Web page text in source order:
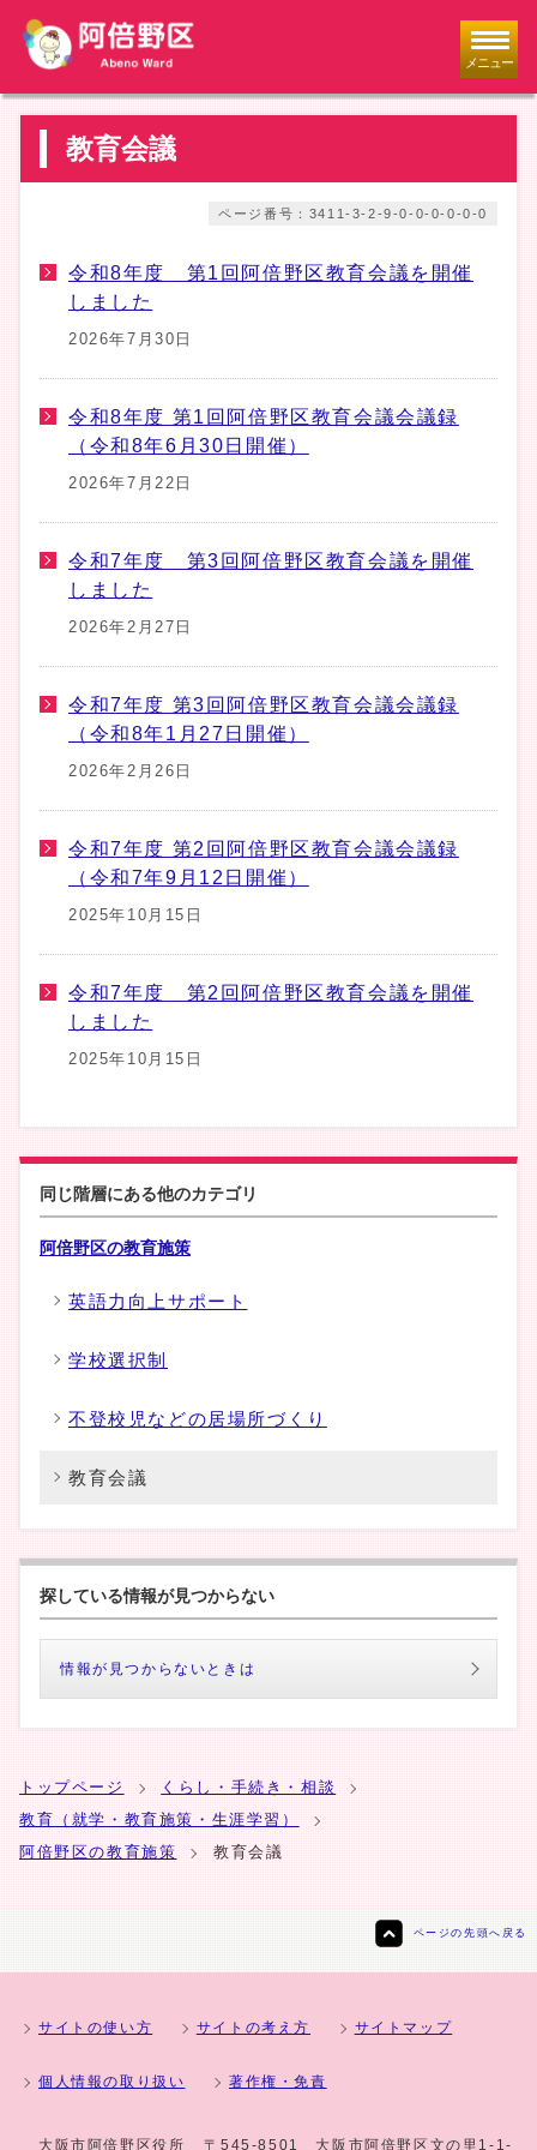
メニュー
教育会議
ページ番号：3411-3-2-9-0-0-0-0-0-0
令和8年度 第1回阿倍野区教育会議を開催
しました
2026年7月30日
令和8年度 第1回阿倍野区教育会議会議録
（令和8年6月30日開催）
2026年7月22日
令和7年度 第3回阿倍野区教育会議を開催
しました
2026年2月27日
令和7年度 第3回阿倍野区教育会議会議録
（令和8年1月27日開催）
2026年2月26日
令和7年度 第2回阿倍野区教育会議会議録
（令和7年9月12日開催）
2025年10月15日
令和7年度 第2回阿倍野区教育会議を開催
しました
2025年10月15日
同じ階層にある他のカテゴリ
阿倍野区の教育施策
英語力向上サポート
学校選択制
不登校児などの居場所づくり
教育会議
探している情報が見つからない
情報が見つからないときは
トップページ
くらし・手続き・相談
教育（就学・教育施策・生涯学習）
阿倍野区の教育施策
教育会議
ページの先頭へ戻る
サイトの使い方 サイトの考え方 サイトマップ
個人情報の取り扱い 著作権・免責
大阪市阿倍野区役所 〒545-8501 大阪市阿倍野区文の里1-1-